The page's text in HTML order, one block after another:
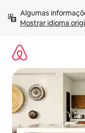
para
Mostrar idioma